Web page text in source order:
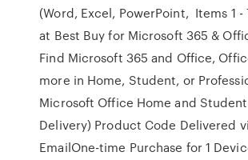
(Word, Excel, PowerPoint, Items 1 -
at Best Buy for Microsoft 365 &
Find Microsoft 365 and Office,
more in Home, Student, or
Microsoft Office Home and Student
Delivery) Product Code Delivered
EmailOne-time Purchase for 1